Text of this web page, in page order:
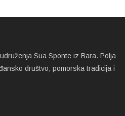
Sua Sponte iz Bara. Polja
društvo, pomorska tradicija i